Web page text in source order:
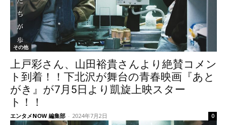
その他
上戸彩さん、山田裕貴さんより絶賛コメン
ト到着！！下北沢が舞台の青春映画『あと
がき』が7月5日より凱旋上映スター
ト！！
エンタメNOW 編集部 - 2024年7月2日 0